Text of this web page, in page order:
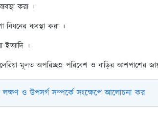
করা ।
ব্যবস্থা করা ।
ইত্যাদি ।
মূলত অপরিচ্ছন্ন পরিবেশ ও বাড়ির আশপাশের
লক্ষণ ও উপসর্গ সম্পর্কে সংক্ষেপে আলোচনা কর